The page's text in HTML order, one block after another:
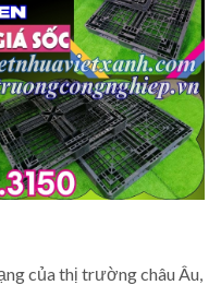
của thị trường châu Âu,